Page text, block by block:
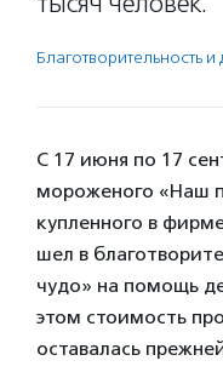
Благотвори­тель­ность
С 17 июня по 17
мороженого «Наш
купленного в
шел в
чудо» на помощь
этом стоимость
оставалась